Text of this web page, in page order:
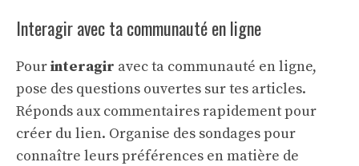
Interagir avec ta communauté en ligne
Pourinteragir avec ta communauté en ligne,
pose des questions ouvertes sur tes articles.
Réponds aux commentaires rapidement pour
créer du lien. Organise des sondages pour
connaître leurs préférences en matière de